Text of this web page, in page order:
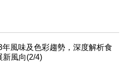
風味及色彩趨勢，深度解析食
新風向(2/4)